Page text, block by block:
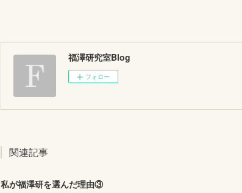
福澤研究室Blog
フォロー
関連記事
私が福澤研を選んだ理由③